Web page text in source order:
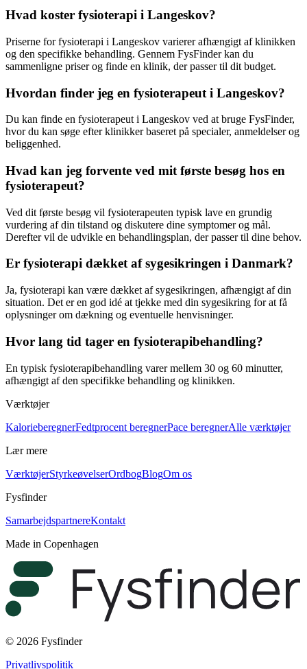
Hvad koster fysioterapi i Langeskov?
Priserne forfysioterapi i Langeskov varierer afhængigt af klinikken
og den specifikke behandling. Gennem FysFinder kan du
sammenligne priser og finde en klinik, der passer til dit budget.
Hvordan finder jeg en fysioterapeut i Langeskov?
Du kan finde en fysioterapeut i Langeskov ved at bruge FysFinder,
hvor du kan søge efter klinikker baseret på specialer, anmeldelser og
beliggenhed.
Hvad kan jeg forvente ved mit første besøg hos en
fysioterapeut?
Ved dit første besøg vil fysioterapeuten typisk lave en grundig
vurdering af din tilstand og diskutere dine symptomer og mål.
Derefter vil de udvikle en behandlingsplan, der passer til dine behov.
Er fysioterapi dækket af sygesikringen i Danmark?
Ja, fysioterapi kan være dækket af sygesikringen, afhængigt af din
situation. Det er en god idé at tjekke med din sygesikring for at få
oplysninger om dækning og eventuelle henvisninger.
Hvor lang tid tager en fysioterapibehandling?
En typisk fysioterapibehandling varer mellem 30 og 60 minutter,
afhængigt af den specifikke behandling og klinikken.
Værktøjer
KalorieberegnerFedtprocent beregnerPace beregnerAlle værktøjer
Lær mere
VærktøjerStyrkeøvelserOrdbogBlogOm os
Fysfinder
SamarbejdspartnereKontakt
Made in Copenhagen
© 2026 Fysfinder
Privatlivspolitik